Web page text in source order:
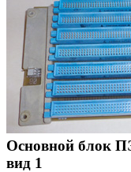
Основной блок
вид 1